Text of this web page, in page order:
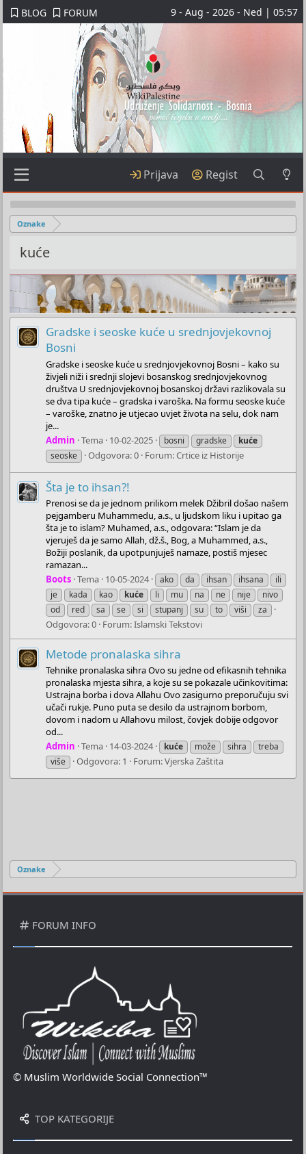
BLOG FORUM 9 - Aug - 2026 - Ned | 05:57
Prijava Regist
Oznake
kuće
Gradske i seoske kuće u srednjovjekovnoj
Bosni
Gradske i seoske kuće u srednjovjekovnoj Bosni – kako su
živjeli niži i srednji slojevi bosanskog srednjovjekovnog
društva U srednjovjekovnoj bosanskoj državi razlikovala su
se dva tipa kuće – gradska i varoška. Na formu seoske kuće
– varoške, znatno je utjecao uvjet života na selu, dok nam
je...
Admin Tema 10-02-2025 bosni gradske
kuće
seoske
Odgovora: 0 Forum:Crtice iz Historije
Šta je to ihsan?!
Prenosi se da je jednom prilikom melek Džibril došao našem
pejgamberu Muhammedu, a.s., u ljudskom liku i upitao ga
šta je to islam? Muhamed, a.s., odgovara: “Islam je da
vjeruješ da je samo Allah, dž.š., Bog, a Muhammed, a.s.,
Božiji poslanik, da upotpunjuješ namaze, postiš mjesec
ramazan...
Boots Tema 10-05-2024 ako da ihsan ihsana
ili
je
kada kao kuće li mu na ne nije
nivo
od
red sa se si stupanj su to viši za
Odgovora: 0 Forum:Islamski Tekstovi
Metode pronalaska sihra
Tehnike pronalaska sihra Ovo su jedne od efikasnih tehnika
pronalaska mjesta sihra, a koje su se pokazale učinkovitima:
Ustrajna borba i dova Allahu Ovo zasigurno preporučuju svi
učači rukje. Puno puta se desilo da ustrajnom borbom,
dovom i nadom u Allahovu milost, čovjek dobije odgovor
od...
Admin Tema 14-03-2024 kuće može sihra
treba
više
Odgovora: 1 Forum:Vjerska Zaštita
Oznake
FORUM INFO
© Muslim Worldwide Social Connection™
TOP KATEGORIJE